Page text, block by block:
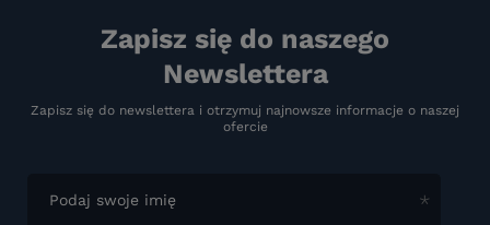
Zapisz się do naszego
Newslettera
Zapisz się do newslettera i otrzymuj najnowsze informacje o naszej
ofercie
Podaj swoje imię